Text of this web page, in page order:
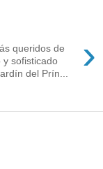
›
queridos de
y sofisticado
del Prín...